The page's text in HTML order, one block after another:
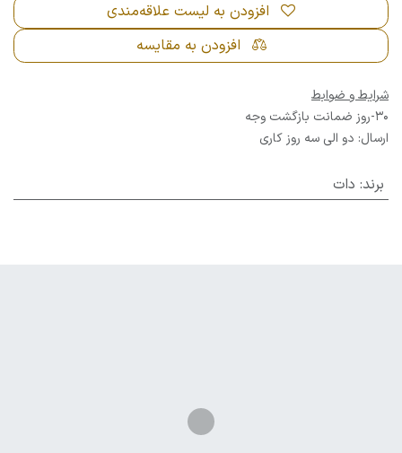
افزودن به مقایسه
افزودن به لیست علاقه‌مندی
شرایط و ضوابط
30-روز ضمانت بازگشت وجه
ارسال: دو الی سه روز کاری
برند: دات